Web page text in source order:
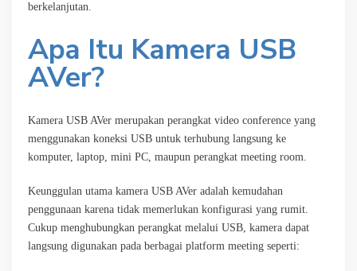
berkelanjutan.
Apa Itu Kamera USB
AVer?
Kamera USB AVer merupakan perangkat video conference yang
menggunakan koneksi USB untuk terhubung langsung ke
komputer, laptop, mini PC, maupun perangkat meeting room.
Keunggulan utama kamera USB AVer adalah kemudahan
penggunaan karena tidak memerlukan konfigurasi yang rumit.
Cukup menghubungkan perangkat melalui USB, kamera dapat
langsung digunakan pada berbagai platform meeting seperti: